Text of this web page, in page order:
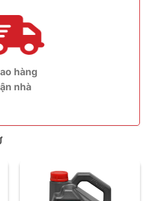
hàng
nhà